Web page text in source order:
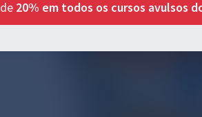
20% em todos os cursos avulsos